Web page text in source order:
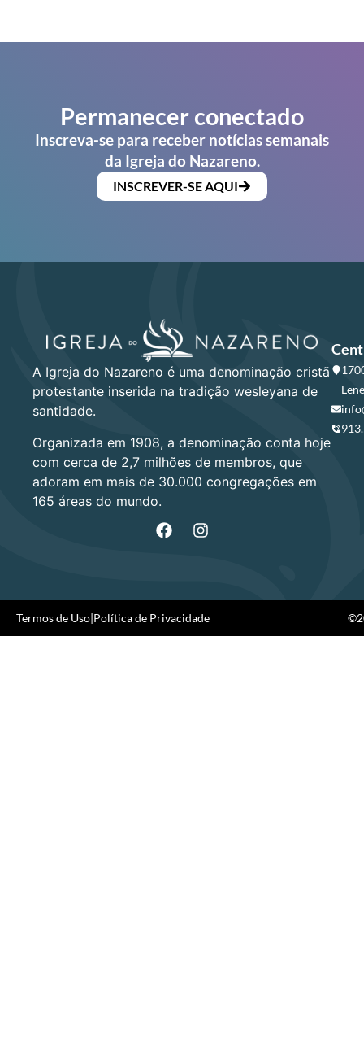
Permanecer conectado
Inscreva-se para receber notícias semanais
da Igreja do Nazareno.
INSCREVER-SE AQUI
A Igreja do Nazareno é uma denominação cristã
protestante inserida na tradição wesleyana de
santidade.
Organizada em 1908, a denominação conta hoje
com cerca de 2,7 milhões de membros, que
adoram em mais de 30.000 congregações em
165 áreas do mundo.
Termos de Uso|Política de Privacidade